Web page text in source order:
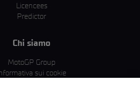
Licencees
Predictor
Chi siamo
MotoGP Group
sui cookie